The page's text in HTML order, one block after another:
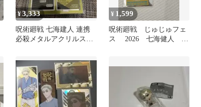
¥3,333
呪術廻戦 七海建人 連携
必殺メタルアクリルスタ
¥ 1,599
呪術廻戦 じゅじゅフェ
ス 2026 七海健人 チ